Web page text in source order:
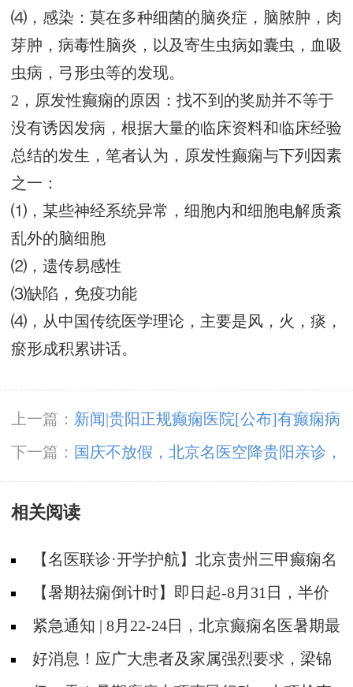
⑷，感染：莫在多种细菌的脑炎症，脑脓肿，肉
芽肿，病毒性脑炎，以及寄生虫病如囊虫，血吸
虫病，弓形虫等的发现。
2，原发性癫痫的原因：找不到的奖励并不等于
没有诱因发病，根据大量的临床资料和临床经验
总结的发生，笔者认为，原发性癫痫与下列因素
之一：
⑴，某些神经系统异常，细胞内和细胞电解质紊
乱外的脑细胞
⑵，遗传易感性
⑶缺陷，免疫功能
⑷，从中国传统医学理论，主要是风，火，痰，
瘀形成积累讲话。
上一篇： 新闻|贵阳正规癫痫医院[公布]有癫痫病
病多久才能停药？
下一篇： 国庆不放假，北京名医空降贵阳亲诊，
还有“全省癫痫免费专项检查”与治疗大额补贴，
预约即日开启！
相关阅读
【名医联诊·开学护航】北京贵州三甲癫痫名
医公益亲诊+检查治疗大额援助，速约！
【暑期祛痫倒计时】即日起-8月31日，半价
检查+专家免费亲诊+高达万元救助即将结束，
速约！
紧急通知 | 8月22-24日，北京癫痫名医暑期最
后亲诊机会，名额有限，速约！
好消息！应广大患者及家属强烈要求，梁锦